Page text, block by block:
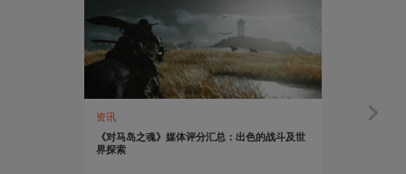
资讯
《对马岛之魂》媒体评分汇总：出色的战斗及世
界探索
有感而发